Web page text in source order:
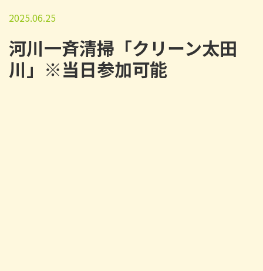
2025.06.25
河川一斉清掃「クリーン太田
川」※当日参加可能